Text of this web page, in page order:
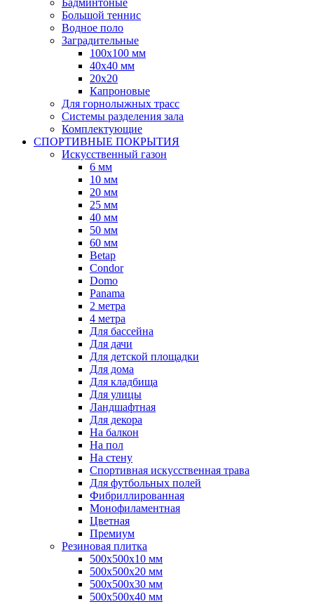
Бадминтоные
Большой теннис
Водное поло
Заградительные
100х100 мм
40х40 мм
20х20
Капроновые
Для горнолыжных трасс
Системы разделения зала
Комплектующие
СПОРТИВНЫЕ ПОКРЫТИЯ
Искусственный газон
6 мм
10 мм
20 мм
25 мм
40 мм
50 мм
60 мм
Betap
Condor
Domo
Panama
2 метра
4 метра
Для бассейна
Для дачи
Для детской площадки
Для дома
Для кладбища
Для улицы
Ландшафтная
Для декора
На балкон
На пол
На стену
Спортивная искусственная трава
Для футбольных полей
Фибриллированная
Монофиламентная
Цветная
Премиум
Резиновая плитка
500х500х10 мм
500х500х20 мм
500х500х30 мм
500х500х40 мм